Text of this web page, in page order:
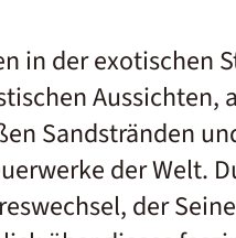
in der exotischen
Aussichten,
Sandstränden
der Welt.
der